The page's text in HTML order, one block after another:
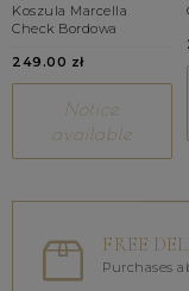
Koszula Marcella
Check Bordowa
249.00 zł
Notice
available
FREE
Purchases